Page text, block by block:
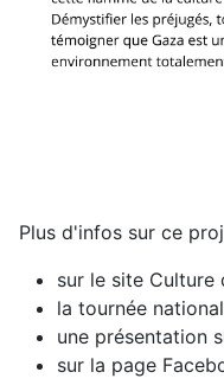
Plus d'infos sur ce
sur le site Culture
la tournée
une présentation
sur la page